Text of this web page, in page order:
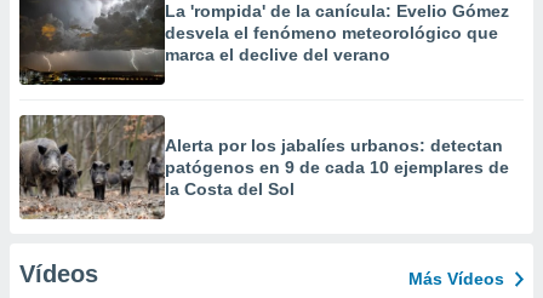
La 'rompida' de la canícula: Evelio Gómez
desvela el fenómeno meteorológico que
marca el declive del verano
Alerta por los jabalíes urbanos: detectan
patógenos en 9 de cada 10 ejemplares de
la Costa del Sol
Vídeos Más Vídeos